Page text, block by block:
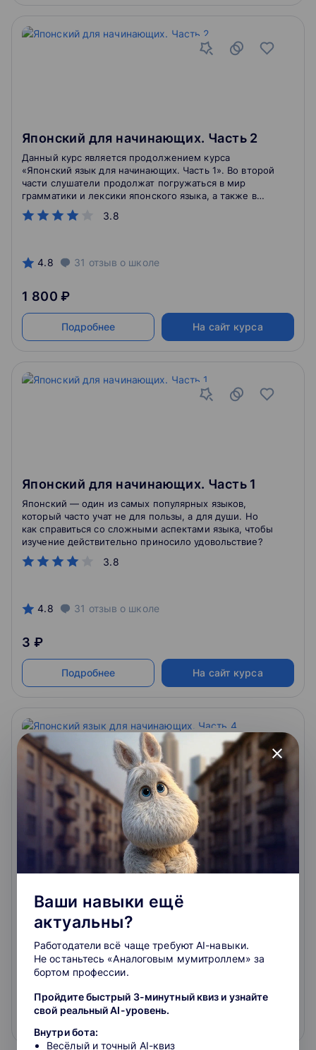
Японский для начинающих. Часть 2
3.8
Данный курс является продолжением курса
«Японский язык для начинающих. Часть 1». Во второй
части слушатели продолжат погружаться в мир
грамматики и лексики японского языка, а также в
мир иероглифики, попутно наблюдая за
приключениями главных героев и обучаясь тому, как
4.8 31 отзыв о школе
1 800 ₽
Подробнее На сайт курса
Японский для начинающих. Часть 1
3.8
Японский — один из самых популярных языков,
который часто учат не для пользы, а для души. Но
как справиться со сложными аспектами языка, чтобы
изучение действительно приносило удовольствие?
4.8 31 отзыв о школе
3 ₽
Подробнее На сайт курса
Японский язык для начинающих. Часть 4
3.8
Данный курс является продолжением курса
«Японский язык. Начальный уровень». В ходе
освоения материалов курса слушатели познакомятся
JLPT (уровень A2 по классификации CEFR), а также
освоят необходимый иероглифический и
лексический минимум (100 новых иероглифов и
4.8 31отзыво школе
Подробнее
close
Ваши навыки ещё
актуальны?
Работодатели всё чаще требуют AI-навыки.
Не останьтесь «Аналоговым мумитроллем» за
бортом профессии.
Пройдите быстрый 3-минутный квиз и узнайте
свой реальный AI-уровень.
Внутри бота:
Весёлый и точный AI-квиз